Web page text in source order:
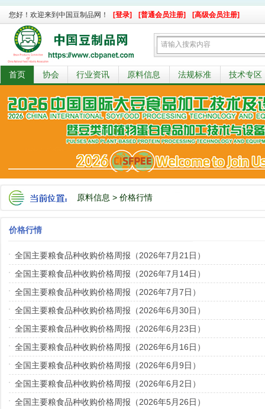
您好！欢迎来到中国豆制品网！ [登录] [普通会员注册] [高级会员注册]
首页 协会 行业资讯 原料信息 法规标准 技术专区
原料信息 > 价格行情
价格行情
全国主要粮食品种收购价格周报（2026年7月21日）
全国主要粮食品种收购价格周报（2026年7月14日）
全国主要粮食品种收购价格周报（2026年7月7日）
全国主要粮食品种收购价格周报（2026年6月30日）
全国主要粮食品种收购价格周报（2026年6月23日）
全国主要粮食品种收购价格周报（2026年6月16日）
全国主要粮食品种收购价格周报（2026年6月9日）
全国主要粮食品种收购价格周报（2026年6月2日）
全国主要粮食品种收购价格周报（2026年5月26日）